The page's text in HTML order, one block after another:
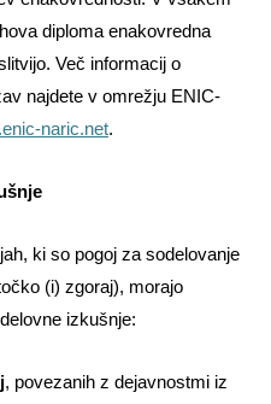
diploma enakovredna
Več informacij o
najdete v omrežju ENIC-
naric.net.
ki so pogoj za sodelovanje
(i) zgoraj), morajo
izkušnje:
, povezanih z dejavnostmi iz